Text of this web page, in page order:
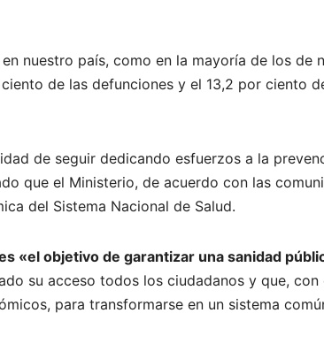
nuestro país, como en la mayoría de los de
de las defunciones y el 13,2 por ciento
de seguir dedicando esfuerzos a la
que el Ministerio, de acuerdo con las
del Sistema Nacional de Salud.
«el objetivo de garantizar una sanidad
su acceso todos los ciudadanos y que, con
para transformarse en un sistema